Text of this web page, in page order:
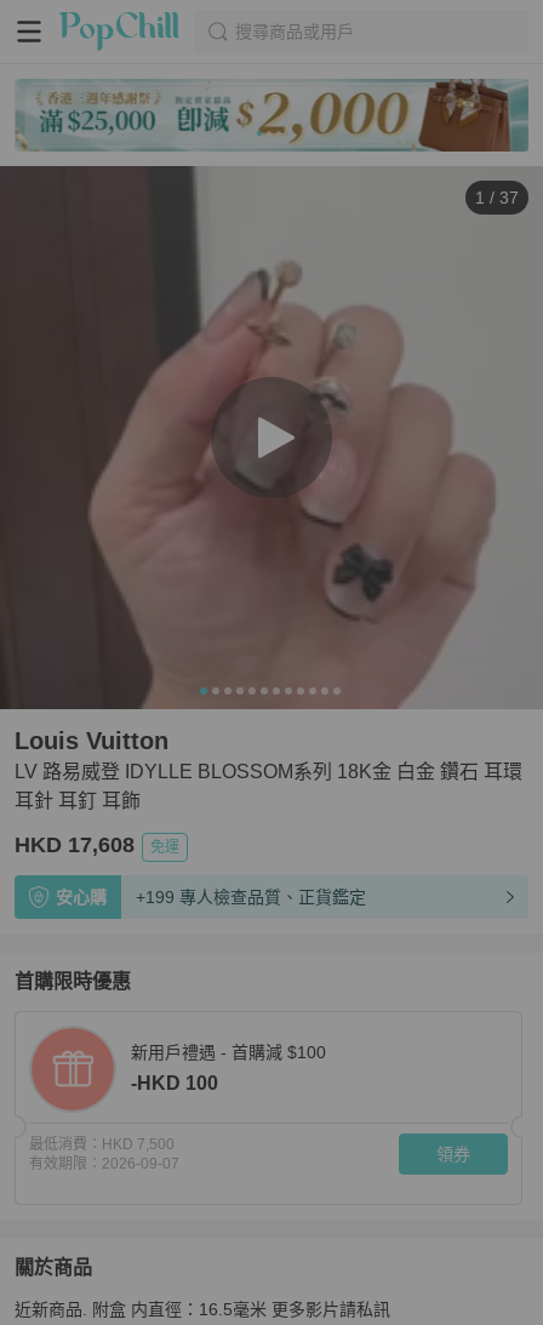
搜尋商品或用戶
1 / 37
LV 路易威登 IDYLLE BLOSSOM系列 18K金 白金 鑽石 耳環
耳針 耳釘 耳飾
Louis Vuitton
HKD 17,608 免運
安心購 +199 專人檢查品質、正貨鑑定
首購限時優惠
新用戶禮遇 - 首購減 $100
-HKD 100
最低消費： HKD 7,500
有效期限： 2026-09-07 領券
關於商品
關於LV 路易威登 IDYLLE BLOSSOM系列 18K金 白金 鑽石
近新商品. 附盒 内直徑：16.5毫米 更多影片請私訊